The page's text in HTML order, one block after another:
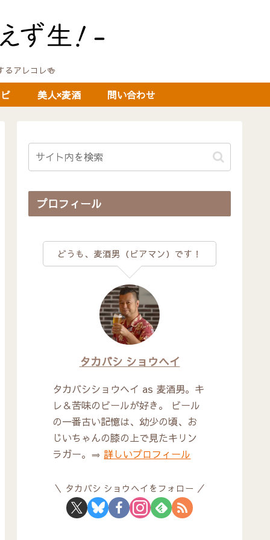
アレコレ🍻
美人×麦酒 問い合わせ
プロフィール
どうも、麦酒男（ビアマン）です！
タカバシ ショウヘイ
タカバシショウヘイ as 麦酒男。キ
レ＆苦味のビールが好き。 ビール
の一番古い記憶は、幼少の頃、お
じいちゃんの膝の上で見たキリン
ラガー。⇒詳しいプロフィール
タカバシ ショウヘイをフォロー